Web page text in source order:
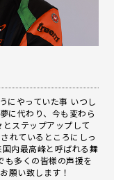
にやっていた事 いつし
に代わり、今も変わら
ステップアップして
れているところにしっ
内最高峰と呼ばれる舞
も多くの皆様の声援を
願い致します！